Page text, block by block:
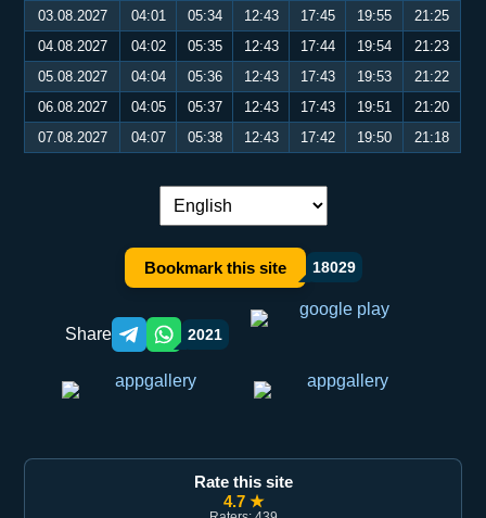
03.08.2027
04:01 05:34 12:43 17:45 19:55
21:25
04.08.2027
04:02 05:35 12:43 17:44 19:54
21:23
05.08.2027
04:04 05:36 12:43 17:43 19:53
21:22
06.08.2027
04:05 05:37 12:43 17:43 19:51
21:20
07.08.2027
04:07 05:38 12:43 17:42 19:50 21:18
Language switch:
Bookmark this site 18029
Share Telegram orqali ulashish
WhatsApp orqali ulashish
2021
Rate this site
4.7 ★